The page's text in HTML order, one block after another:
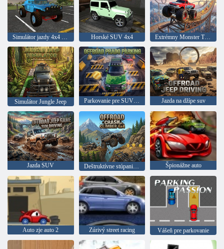
Simulátor jazdy 4x4 SUV Horské SUV 4x4 Extrémny Monster Truck
Simulátor Jungle Jeep Parkovanie pre SUV Prado Jazda na džípe suv
Jazda SUV Deštruktívne stúpanie v teréne Špionážne auto
Auto zje auto 2 Zúrivý street racing Vášeň pre parkovanie